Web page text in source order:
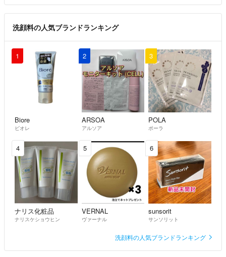
洗顔料の人気ブランドランキング
1
Biore
ビオレ
2
ARSOA
アルソア
3
POLA
ポーラ
4
ナリス化粧品
ナリスケショウヒン
5
VERNAL
ヴァーナル
6
sunsorit
サンソリット
洗顔料の人気ブランドランキング